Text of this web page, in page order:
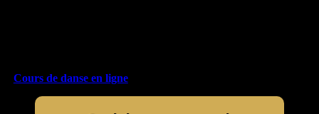
Cours de danse en ligne